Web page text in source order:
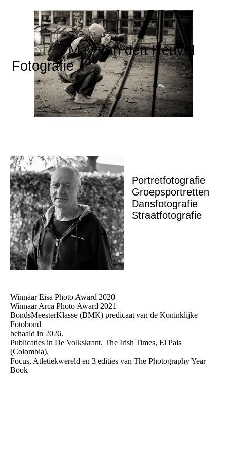
May van den Heuvel
Fotografie
Portretfotografie
Groepsportretten
Dansfotografie
Straatfotografie
Winnaar Eisa Photo Award 2020
Winnaar Arca Photo Award 2021
BondsMeesterKlasse (BMK) predicaat van de Koninklijke
Fotobond
behaald in 2026.
Publicaties in De Volkskrant, The Irish Times, El Pais
(Colombia),
Focus, Atletiekwereld en 3 edities van The Photography Year
Book